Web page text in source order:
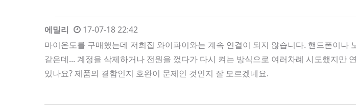
에밀리
17-07-18 22:42
마이온도를 구매했는데 저희집 와이파이와는 계속 연결이 되지 않습니다. 핸드폰이
같은데... 계정을 삭제하거나 전원을 껐다가 다시 켜는 방식으로 여러차례 시도했지만
있나요? 제품의 결함인지 호완이 문제인 것인지 잘 모르겠네요.